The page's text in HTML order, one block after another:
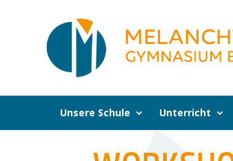
Unsere Schule Unterricht